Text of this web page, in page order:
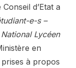
d’Etat a
e-s –
Lycéen
en
à propos